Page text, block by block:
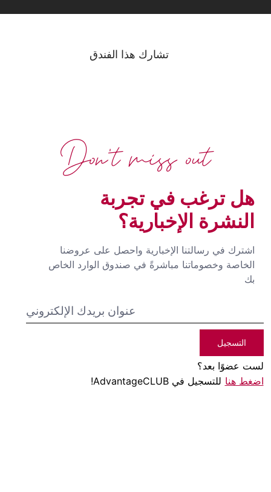
تشارك هذا الفندق
هل ترغب في تجربة
النشرة الإخبارية؟
اشترك في رسالتنا الإخبارية واحصل على عروضنا
الخاصة وخصوماتنا مباشرةً في صندوق الوارد الخاص
بك
التسجيل
لست عضوًا بعد؟
اضغط هنا للتسجيل في AdvantageCLUB!
Don't miss out